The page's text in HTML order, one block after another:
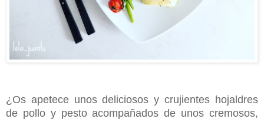
¿Os apetece unos deliciosos y crujientes hojaldres
de pollo y pesto acompañados de unos cremosos,